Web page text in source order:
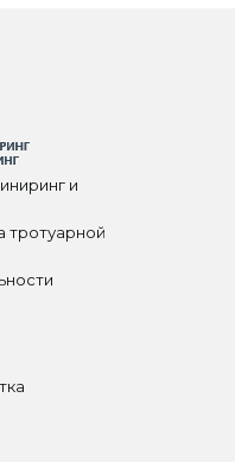
и
тротуарной